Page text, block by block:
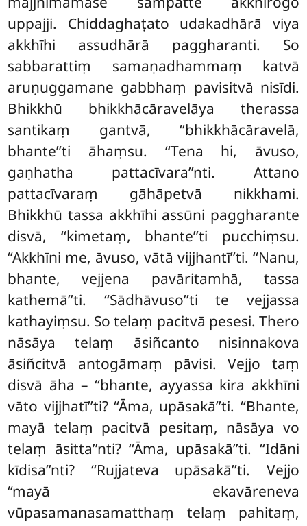
uppajji. Chiddaghaṭato udakadhārā viya
akkhīhi assudhārā paggharanti. So
sabbarattiṃ samaṇadhammaṃ katvā
aruṇuggamane gabbhaṃ pavisitvā nisīdi.
Bhikkhū bhikkhācāravelāya therassa
santikaṃ gantvā, ‘‘bhikkhācāravelā,
bhante’’ti āhaṃsu. ‘‘Tena hi, āvuso,
gaṇhatha pattacīvara’’nti. Attano
pattacīvaraṃ gāhāpetvā nikkhami.
Bhikkhū tassa akkhīhi assūni paggharante
disvā, ‘‘kimetaṃ, bhante’’ti pucchiṃsu.
‘‘Akkhīni me, āvuso, vātā vijjhantī’’ti. ‘‘Nanu,
bhante, vejjena pavāritamhā, tassa
kathemā’’ti. ‘‘Sādhāvuso’’tite vejjassa
kathayiṃsu. So telaṃ pacitvā pesesi. Thero
nāsāya telaṃ āsiñcanto nisinnakova
āsiñcitvā antogāmaṃ pāvisi. Vejjo taṃ
disvā āha – ‘‘bhante, ayyassa kira akkhīni
vāto vijjhatī’’ti? ‘‘Āma, upāsakā’’ti. ‘‘Bhante,
mayā telaṃ pacitvā pesitaṃ, nāsāya vo
telaṃ āsitta’’nti? ‘‘Āma, upāsakā’’ti. ‘‘Idāni
kīdisa’’nti? ‘‘Rujjateva upāsakā’’ti. Vejjo
‘‘mayā ekavāreneva
vūpasamanasamatthaṃ telaṃ pahitaṃ,